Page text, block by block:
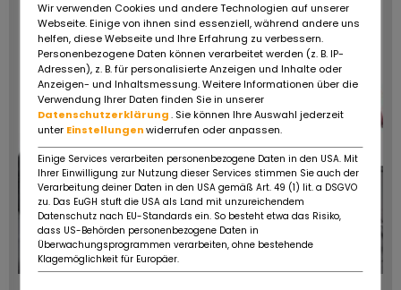
Wir verwenden Cookies und andere Technologien auf unserer
Webseite. Einige von ihnen sind essenziell, während andere uns
helfen, diese Webseite und Ihre Erfahrung zu verbessern.
Personenbezogene Daten können verarbeitet werden (z. B. IP-
Adressen), z. B. für personalisierte Anzeigen und Inhalte oder
Anzeigen- und Inhaltsmessung. Weitere Informationen über die
Verwendung Ihrer Daten finden Sie in unserer
Datenschutzerklärung. Sie können Ihre Auswahl jederzeit
unter Einstellungenwiderrufen oder anpassen.
Einige Services verarbeiten personenbezogene Daten in den USA. Mit
Ihrer Einwilligung zur Nutzung dieser Services stimmen Sie auch der
Verarbeitung deiner Daten in den USA gemäß Art. 49 (1) lit. a DSGVO
zu. Das EuGH stuft die USA als Land mit unzureichendem
Datenschutz nach EU-Standards ein. So besteht etwa das Risiko,
dass US-Behörden personenbezogene Daten in
Überwachungsprogrammen verarbeiten, ohne bestehende
Klagemöglichkeit für Europäer.